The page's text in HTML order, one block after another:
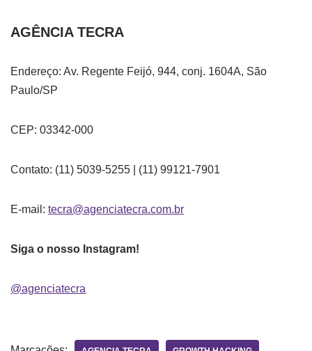
AGÊNCIA TECRA
Endereço: Av. Regente Feijó, 944, conj. 1604A, São
Paulo/SP
CEP: 03342-000
Contato: (11) 5039-5255 | (11) 99121-7901
E-mail: tecra@agenciatecra.com.br
Siga o nosso Instagram!
@agenciatecra